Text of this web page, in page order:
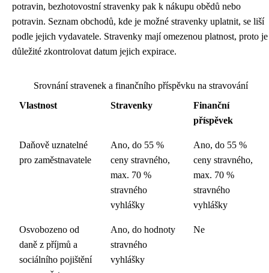
potravin, bezhotovostní stravenky pak k nákupu obědů nebo
potravin. Seznam obchodů, kde je možné stravenky uplatnit, se liší
podle jejich vydavatele. Stravenky mají omezenou platnost, proto je
důležité zkontrolovat datum jejich expirace.
Srovnání stravenek a finančního příspěvku na stravování
Vlastnost
Stravenky
Finanční
příspěvek
Daňově uznatelné
pro zaměstnavatele
Ano, do 55 %
ceny stravného,
max. 70 %
stravného
vyhlášky
Ano, do 55 %
ceny stravného,
max. 70 %
stravného
vyhlášky
Osvobozeno od
daně z příjmů a
sociálního pojištění
Ano, do hodnoty
stravného
vyhlášky
Ne